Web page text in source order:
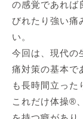
の感覚であれば
びれたり強い痛
い。
今回は、現代の
痛対策の基本で
も長時間立った
これだけ体操®